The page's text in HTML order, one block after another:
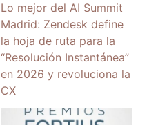
Lo mejor del AI Summit
Madrid: Zendesk define
la hoja de ruta para la
“Resolución Instantánea”
en 2026 y revoluciona la
CX